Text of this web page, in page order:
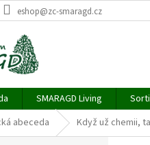
eshop@zc-smaragd.cz
SMARAGD Living
abeceda Když už chemii,